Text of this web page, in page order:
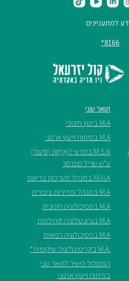
למתעניינים
8166*
תואר שני
M.A ביעוץ חינוכי
M.A בפיתוח וייעוץ ארגוני
M.S.N במדעי האֲחָיוּת (סיעוד)
ע"ש שריל ספנסר
M.H.A במנהל מערכות בריאות
M.A במנהל ומדיניות ציבורית
M.A בפסיכולוגיה חינוכית
M.A בגרונטולוגיה קהילתית
M.A בפסיכולוגיה רפואית
.M.A בקרימינולוגיה שיקומית*
המסלול הישיר לתואר שני
בפיתוח וייעוץ ארגוני